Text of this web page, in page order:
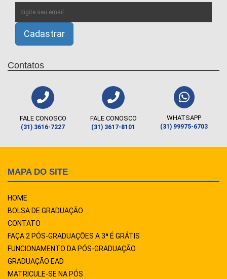
Contatos
FALE CONOSCO
(31) 3616-7227
FALE CONOSCO
(31) 3617-8101
WHATSAPP
(31) 99975-6703
MAPA DO SITE
HOME
BOLSA DE GRADUAÇÃO
CONTATO
FAÇA 2 PÓS-GRADUAÇÕES A 3ª É GRÁTIS
FUNCIONAMENTO DA PÓS-GRADUAÇÃO
GRADUAÇÃO EAD
MATRICULE-SE NA PÓS